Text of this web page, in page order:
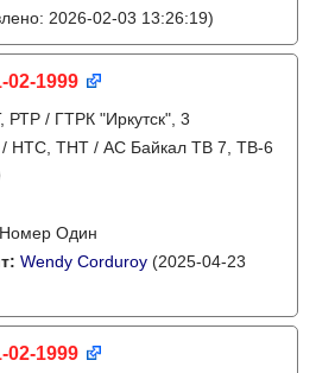
2026-02-03 13:26:19)
02-1999
РТР / ГТРК "Иркутск", 3
НТС, ТНТ / АС Байкал ТВ 7, ТВ-6
Один
Wendy Corduroy (2025-04-23
02-1999